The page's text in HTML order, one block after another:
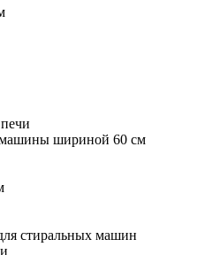
машины шириной 60 см
стиральных машин